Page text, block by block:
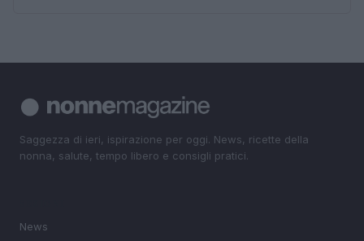
Saggezza di ieri, ispirazione per oggi. News, ricette della
nonna, salute, tempo libero e consigli pratici.
News